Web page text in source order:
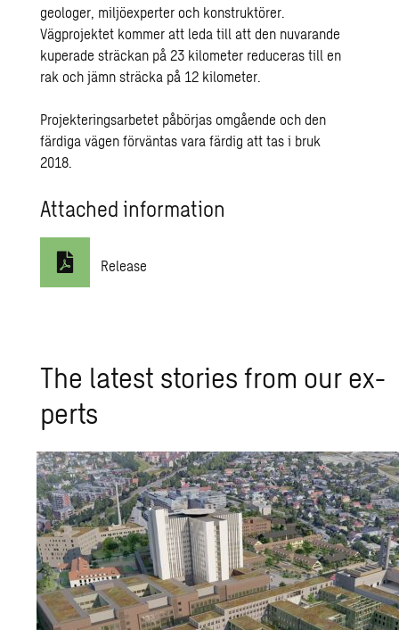
geologer, miljöexperter och konstruktörer.
Vägprojektet kommer att leda till att den nuvarande
kuperade sträckan på 23 kilometer reduceras till en
rak och jämn sträcka på 12 kilometer.
Projekteringsarbetet påbörjas omgående och den
färdiga vägen förväntas vara färdig att tas i bruk
2018.
Attached information
Release
The lat­est sto­ries from our ex­
perts